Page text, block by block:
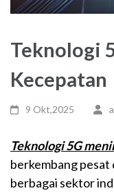
Teknologi
Kecepatan
9 Okt,2025
Teknologi 5G
berkembang pesat
berbagai sektor